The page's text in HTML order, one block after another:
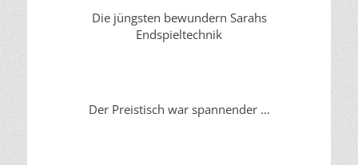
Die jüngsten bewundern Sarahs
Endspieltechnik
Der Preistisch war spannender …